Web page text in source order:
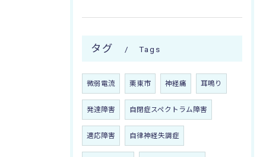
タグ Tags
微弱電流 栗東市 神経痛 耳鳴り
発達障害 自閉症スペクトラム障害
適応障害 自律神経失調症